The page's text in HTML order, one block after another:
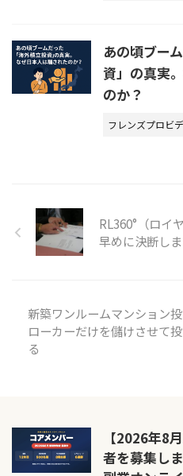
あの頃ブー
資」の真実
のか？
フレンズプロビ
RL360°（ロイ
早めに決断し
新築ワンルームマンション
ローカーだけを儲けさせて
る
【2026年8
者を募集し